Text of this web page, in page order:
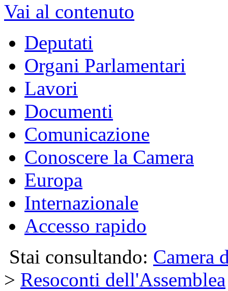
Vai al contenuto
Deputati
Organi Parlamentari
Lavori
Documenti
Comunicazione
Conoscere la Camera
Europa
Internazionale
Accesso rapido
Stai consultando: Camera
> Resoconti dell'Assemblea